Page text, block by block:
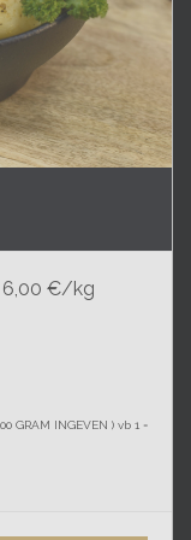
6,00 €/kg
GRAM INGEVEN ) vb 1 =